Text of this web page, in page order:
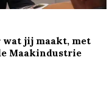
wat jij maakt, met
Maakindustrie